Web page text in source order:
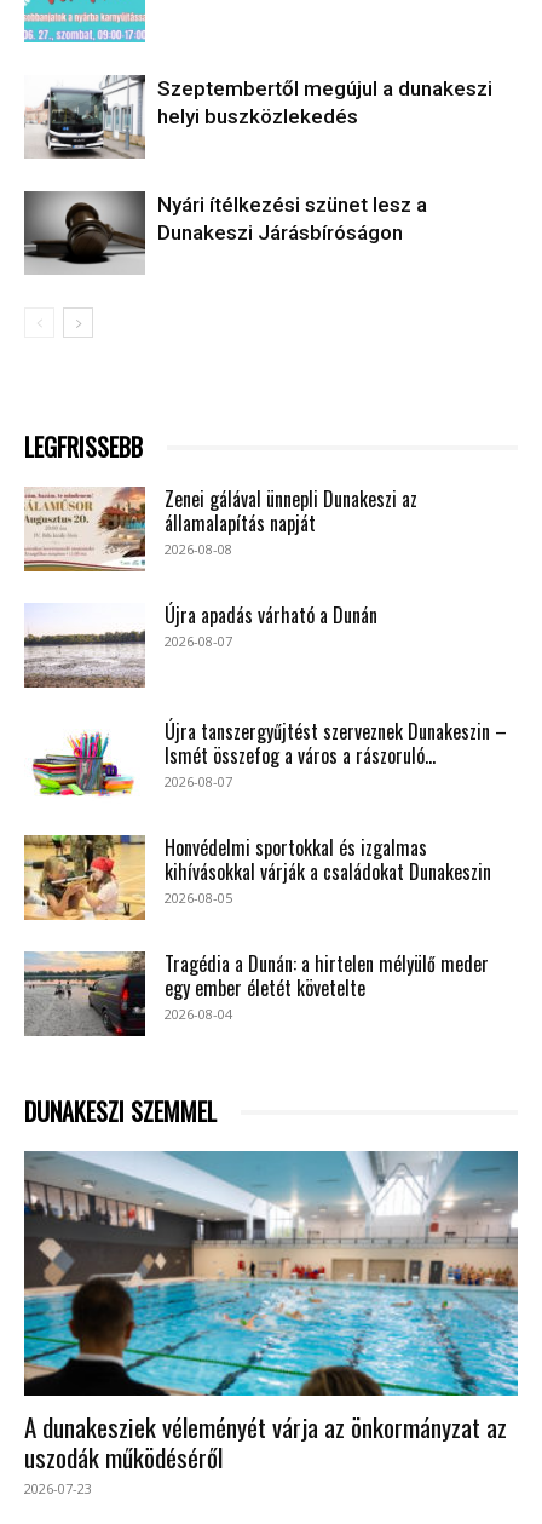
Szeptembertől megújul a dunakeszi
helyi buszközlekedés
Nyári ítélkezési szünet lesz a
Dunakeszi Járásbíróságon
LEGFRISSEBB
Zenei gálával ünnepli Dunakeszi az
államalapítás napját
2026-08-08
Újra apadás várható a Dunán
2026-08-07
Újra tanszergyűjtést szerveznek Dunakeszin –
Ismét összefog a város a rászoruló...
2026-08-07
Honvédelmi sportokkal és izgalmas
kihívásokkal várják a családokat Dunakeszin
2026-08-05
Tragédia a Dunán: a hirtelen mélyülő meder
egy ember életét követelte
2026-08-04
DUNAKESZI SZEMMEL
A dunakesziek véleményét várja az önkormányzat az
uszodák működéséről
2026-07-23